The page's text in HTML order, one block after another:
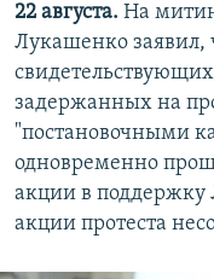
22 августа. На
Лукашенко заявил,
задержанных на
"постановочными
одновременно
акции в
акции протеста